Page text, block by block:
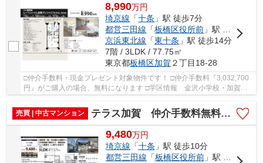
8,990万円
埼京線 「十条 」駅 徒歩7分
都営三田線 「板橋区役所前 」駅 徒歩14分
京浜東北線 「東十条 」駅 徒歩14分
7階 / 3LDK / 77.75㎡
東京都板橋区加賀 ２丁目18-28
□仲介手数料・現金プレゼント対象物件です！ □仲介手数料『3,032,700
円』がご購入の場合、無料になります □学区情報 金沢小学校・加賀中
売買 | 中古マンション
テラス加賀 仲介手数料無料＋50万円現金プレゼント中
9,480万円
埼京線 「十条 」駅 徒歩10分
都営三田線 「板橋区役所前」駅 徒歩11分